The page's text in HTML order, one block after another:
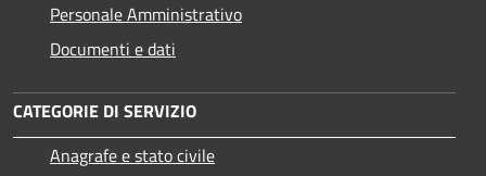
Personale Amministrativo
Documenti e dati
CATEGORIE DI SERVIZIO
Anagrafe e stato civile